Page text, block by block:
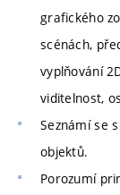
grafického
scénách,
vyplňování
viditelnost,
Seznámí se
objektů.
Porozumí